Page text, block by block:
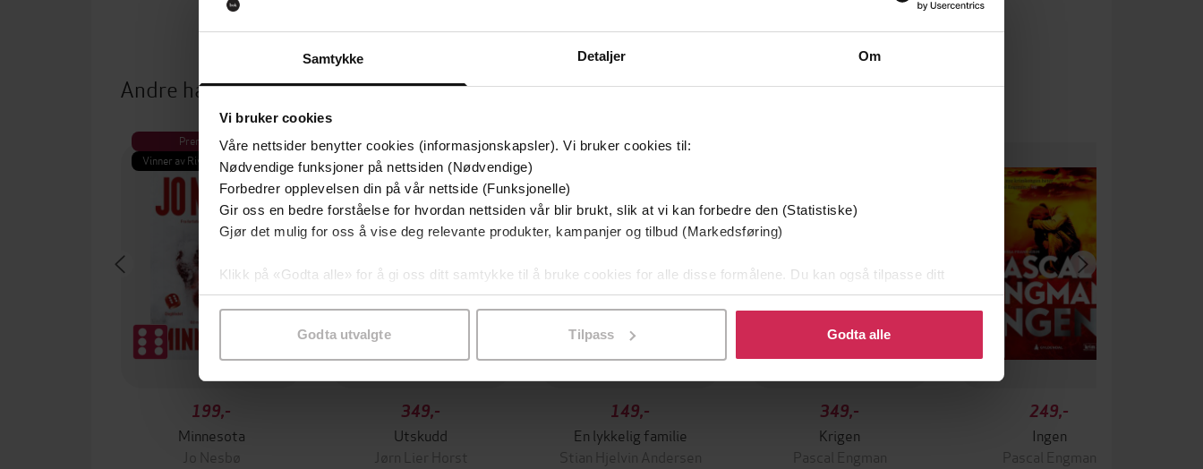
Samtykke Detaljer Om
Vi bruker cookies
Våre nettsider benytter cookies (informasjonskapsler). Vi bruker cookies til:
Nødvendige funksjoner på nettsiden (Nødvendige)
Forbedrer opplevelsen din på vår nettside (Funksjonelle)
Gir oss en bedre forståelse for hvordan nettsiden vår blir brukt, slik at vi kan forbedre den (Statistiske)
Gjør det mulig for oss å vise deg relevante produkter, kampanjer og tilbud (Markedsføring)
Klikk på «Godta alle» for å gi oss ditt samtykke til å bruke cookies for alle disse formålene. Du kan også tilpasse ditt
samtykke til spesifikke formål ved å klikke på «Tilpass». Du kan når som helst trekke tilbake eller endre ditt samtykke.
Godta utvalgte Tilpass Godta alle
Andre har også kjøpt
Premium
Vinner av Rivertonprisen
199,-
Minnesota
Jo Nesbø
Premium
Første gang på tilbud
349,-
Utskudd
Jørn Lier Horst
Premium
149,-
En lykkelig familie
Stian Hjelvin Andersen
349,-
Krigen
Pascal Engman
249,-
Ingen
Pascal Engman